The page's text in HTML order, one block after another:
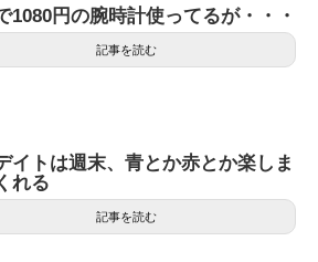
1080円の腕時計使ってるが・・・
記事を読む
イトは週末、青とか赤とか楽しま
れる
記事を読む